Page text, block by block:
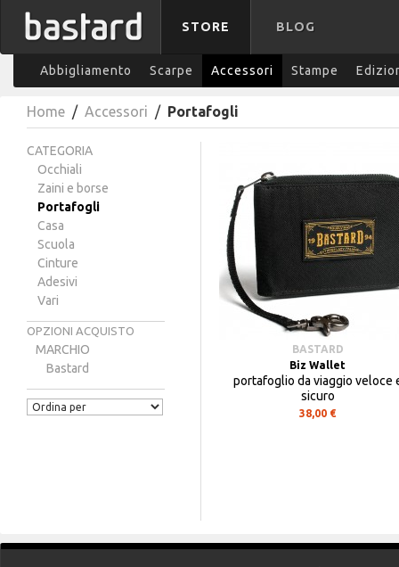
STORE BLOG
Abbigliamento Scarpe Accessori Stampe
Home / Accessori / Portafogli
BASTARD
Biz Wallet
portafoglio da viaggio veloce
sicuro
38,00 €
CATEGORIA
Occhiali
Zaini e borse
Portafogli
Casa
Scuola
Cinture
Adesivi
Vari
OPZIONI ACQUISTO
MARCHIO
Bastard